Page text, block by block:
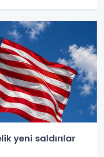
yeni saldırılar